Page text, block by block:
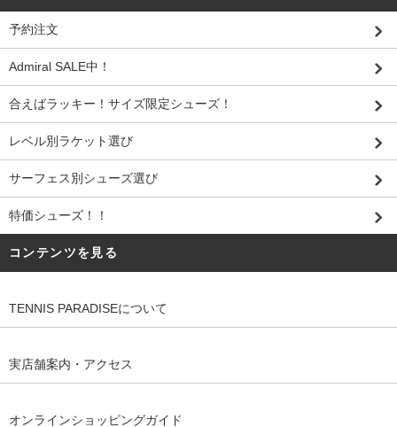
予約注文
Admiral SALE中！
合えばラッキー！サイズ限定シューズ！
レベル別ラケット選び
サーフェス別シューズ選び
特価シューズ！！
コンテンツを見る
TENNIS PARADISEについて
実店舗案内・アクセス
オンラインショッピングガイド